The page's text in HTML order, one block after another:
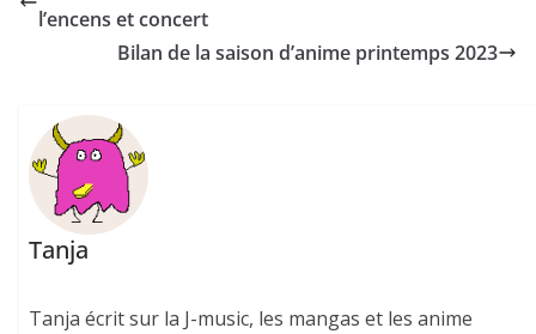
l’encens et concert
Bilan de la saison d’anime printemps 2023
Tanja
Tanja écrit sur la J-music, les mangas et les anime